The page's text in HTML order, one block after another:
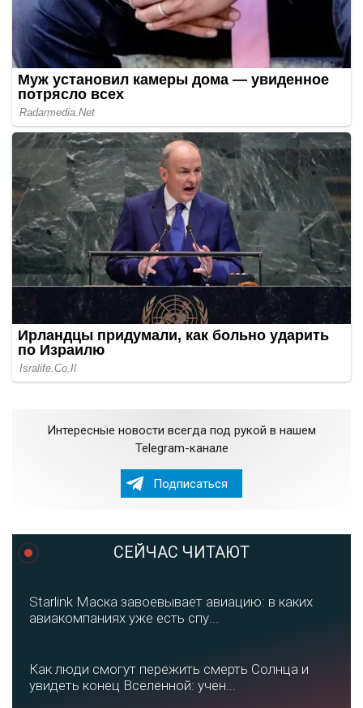
Интересные новости всегда под рукой в нашем
Telegram-канале
Подписаться
СЕЙЧАС ЧИТАЮТ
Starlink Маска завоевывает авиацию: в каких
авиакомпаниях уже есть спу...
Как люди смогут пережить смерть Солнца и
увидеть конец Вселенной: учен...